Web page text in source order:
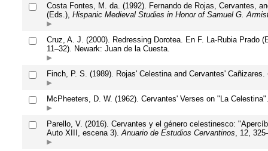
Costa Fontes, M. da. (1992). Fernando de Rojas, Cervantes,
(Eds.), Hispanic Medieval Studies in Honor of Samuel G.
Cruz, A. J. (2000). Redressing Dorotea. En F. La-Rubia Prado
11–32). Newark: Juan de la Cuesta.
Finch, P. S. (1989). Rojas' Celestina and Cervantes' Cañizares.
McPheeters, D. W. (1962). Cervantes' Verses on "La
Parello, V. (2016). Cervantes y el género celestinesco:
Auto XIII, escena 3). Anuario de Estudios Cervantinos , 12,